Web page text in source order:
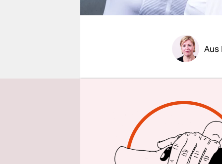
genossenschaft
Aus
Weiße
Beginn
redend
SPD-
waren